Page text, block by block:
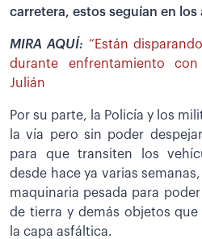
carretera, estos seguían en los
MIRA AQUÍ: “Están
durante enfrentamiento
Julián
Por su parte, la Policía y los
la vía pero sin poder
para que transiten los
desde hace ya varias
maquinaria pesada para
de tierra y demás objetos
la capa asfáltica.